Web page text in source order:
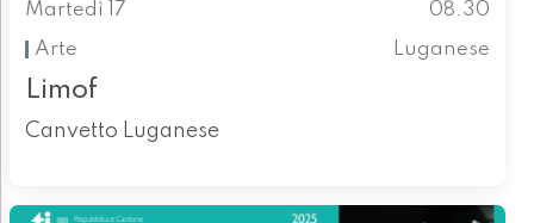
Martedì 17
08.30
Arte
Luganese
Limof
Canvetto Luganese